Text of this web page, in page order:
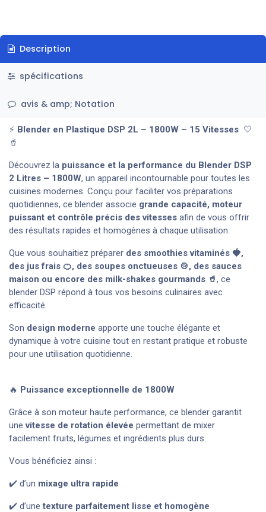
Description
spécifications
avis & amp; Notation
⚡ Blender en Plastique DSP 2L – 1800W – 15 Vitesses 🤍
🥤
Découvrez la puissance et la performance du Blender DSP
2 Litres – 1800W, un appareil incontournable pour toutes les
cuisines modernes. Conçu pour faciliter vos préparations
quotidiennes, ce blender associe grande capacité, moteur
puissant et contrôle précis des vitesses afin de vous offrir
des résultats rapides et homogènes à chaque utilisation.
Que vous souhaitiez préparer des smoothies vitaminés 🍓,
des jus frais 🍊, des soupes onctueuses 🍲, des sauces
maison ou encore des milk-shakes gourmands 🥤, ce
blender DSP répond à tous vos besoins culinaires avec
efficacité.
Son design moderne apporte une touche élégante et
dynamique à votre cuisine tout en restant pratique et robuste
pour une utilisation quotidienne.
🔥 Puissance exceptionnelle de 1800W
Grâce à son moteur haute performance, ce blender garantit
unevitesse de rotation élevée permettant de mixer
facilement fruits, légumes et ingrédients plus durs.
Vous bénéficiez ainsi :
✔️ d’un mixage ultra rapide
✔️ d’unetexture parfaitement lisse et homogène